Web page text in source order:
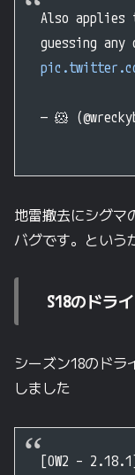
Also applies
guessing
— 🐹
地雷撤去にシグマ
バグです。という
S18のドラ
シーズン18のドラ
しました
[OW2 –